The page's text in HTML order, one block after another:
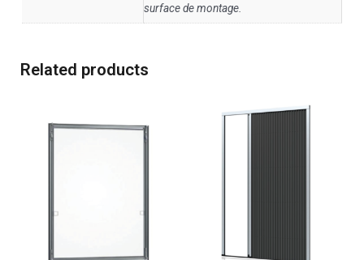
surface de montage.
Related products